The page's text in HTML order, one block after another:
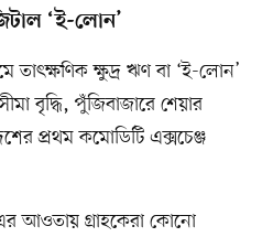
‘ই-লোন’
তাৎক্ষণিক ক্ষুদ্র ঋণ বা ‘ই-লোন’
বৃদ্ধি, পুঁজিবাজারে শেয়ার
প্রথম কমোডিটি এক্সচেঞ্জ
আওতায় গ্রাহকেরা কোনো